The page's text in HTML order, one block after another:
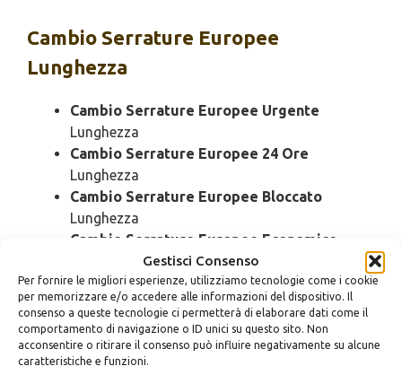
Gestisci Consenso
Per fornire le migliori esperienze, utilizziamo tecnologie come i cookie
per memorizzare e/o accedere alle informazioni del dispositivo. Il
consenso a queste tecnologie ci permetterà di elaborare dati come il
comportamento di navigazione o ID unici su questo sito. Non
acconsentire o ritirare il consenso può influire negativamente su alcune
caratteristiche e funzioni.
Cambio Serrature Europee
Lunghezza
Cambio Serrature Europee Urgente
Lunghezza
Cambio Serrature Europee 24 Ore
Lunghezza
Cambio Serrature Europee Bloccato
Lunghezza
Cambio Serrature Europee Economico
Cambio Serrature Europee Domenica
Lunghezza
Cambio Serrature Europee Notturno
Lunghezza
Cambio Serrature Europee Rapido